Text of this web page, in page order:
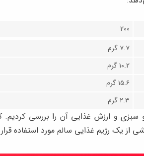
۲۰۰
۷.۷ گرم
۱۰.۲ گرم
۱۵.۶ گرم
۲.۳ گرم
سبزی و ارزش غذایی آن را بررسی
یک رژیم غذایی سالم مورد استفاده قرار